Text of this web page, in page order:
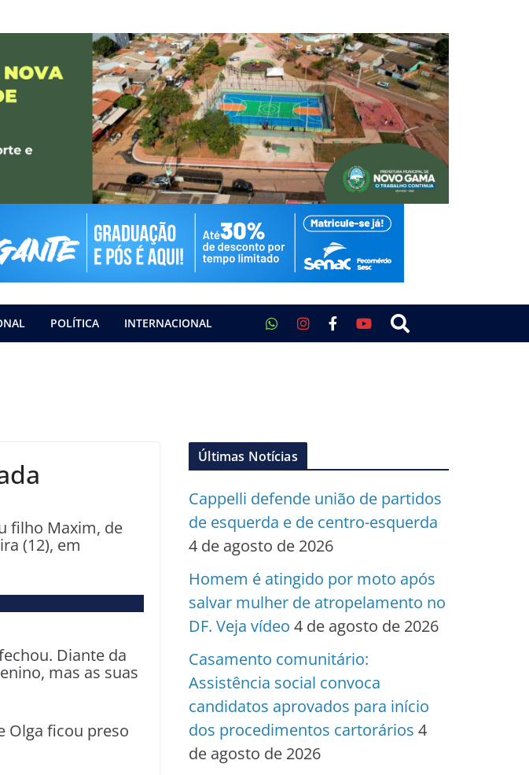
POLÍTICA INTERNACIONAL
filho Maxim, de
(12), em
Diante da
mas as suas
Olga ficou preso
Últimas Notícias
Cappelli defende união de partidos
de esquerda e de centro-esquerda
4 de agosto de 2026
Homem é atingido por moto após
salvar mulher de atropelamento no
DF. Veja vídeo 4 de agosto de 2026
Casamento comunitário:
Assistência social convoca
candidatos aprovados para início
dos procedimentos cartorários 4
de agosto de 2026